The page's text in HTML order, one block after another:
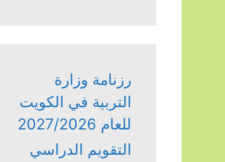
رزنامة وزارة
التربية في الكويت
للعام 2027/2026
التقويم الدراسي